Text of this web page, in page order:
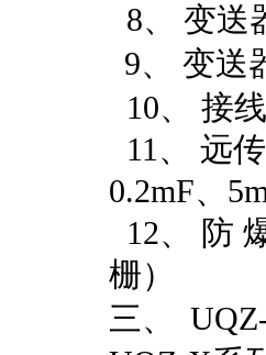
8、
变送
9、
变送
10、
接
11、
远
0.2mF、
12、
防
栅）
三、
UQ